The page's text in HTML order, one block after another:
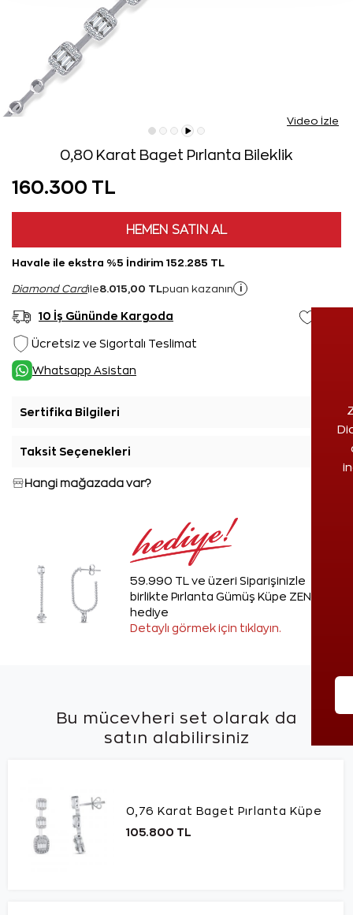
Video İzle
0,80 Karat Baget Pırlanta Bileklik
160.300 TL
HEMEN SATIN AL
Havale ile ekstra %5 İndirim 152.285 TL
Diamond Cardile8.015,00 TL puan kazanın i
10 İş Gününde Kargoda
Ücretsiz ve Sigortalı Teslimat
Whatsapp Asistan
Sertifika Bilgileri
Taksit Seçenekleri
Hangi mağazada var?
59.990 TL ve üzeri Siparişinizle
birlikte Pırlanta Gümüş Küpe ZEN'den
hediye
Detaylı görmek için tıklayın.
Bu mücevheri set olarak da
satın alabilirsiniz
0,76 Karat Baget Pırlanta Küpe
105.800 TL